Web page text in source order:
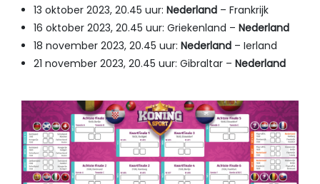
13 oktober 2023, 20.45 uur: Nederland – Frankrijk
16 oktober 2023, 20.45 uur: Griekenland – Nederland
18 november 2023, 20.45 uur: Nederland – Ierland
21 november 2023, 20.45 uur: Gibraltar – Nederland